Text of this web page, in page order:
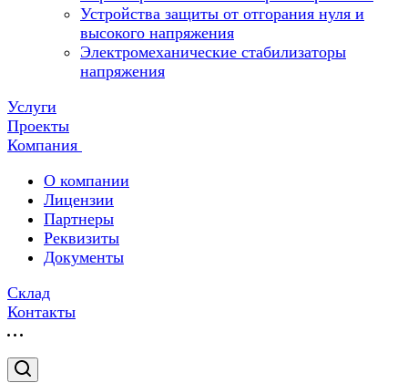
Устройства защиты от отгорания нуля и
высокого напряжения
Электромеханические стабилизаторы
напряжения
Услуги
Проекты
Компания
О компании
Лицензии
Партнеры
Реквизиты
Документы
Склад
Контакты